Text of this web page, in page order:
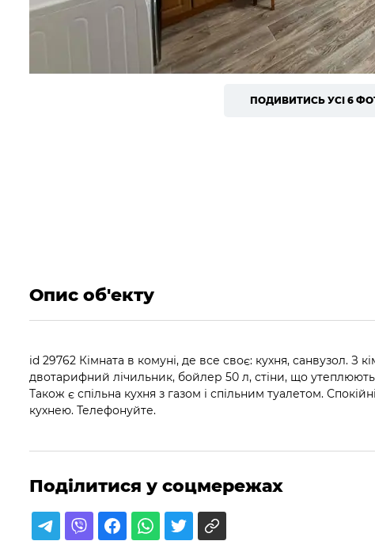
ПОДИВИТИСЬ УСІ 6
Опис об'екту
id 29762 Кімната в комуні, де все своє: кухня, санвузол. З
двотарифний лічильник, бойлер 50 л, стіни, що
Також є спільна кухня з газом і спільним туалетом.
кухнею. Телефонуйте.
Поділитися у соцмережах